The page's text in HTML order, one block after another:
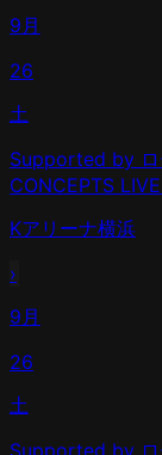
9月
26
土
Supported by ロ
CONCEPTS
Kアリーナ横浜
›
9月
26
土
Supported by ロ